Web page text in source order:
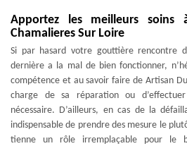
Apportez les meilleurs
Chamalieres Sur Loire
Si par hasard votre gouttière rencontre
dernière a la mal de bien fonctionner,
compétence et au savoir faire de Artisan
charge de sa réparation ou
nécessaire. D’ailleurs, en cas de la
indispensable de prendre des mesure le
tienne un rôle irremplaçable pour le